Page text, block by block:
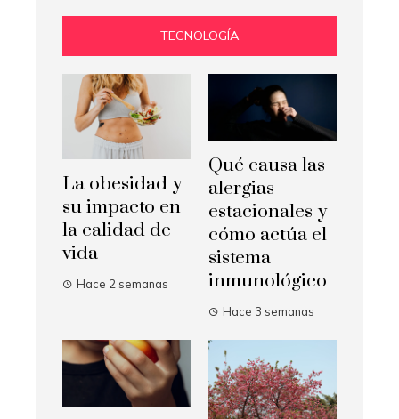
TECNOLOGÍA
La obesidad y
su impacto en
la calidad de
vida
Hace 2 semanas
Qué causa las
alergias
estacionales y
cómo actúa el
sistema
inmunológico
Hace 3 semanas